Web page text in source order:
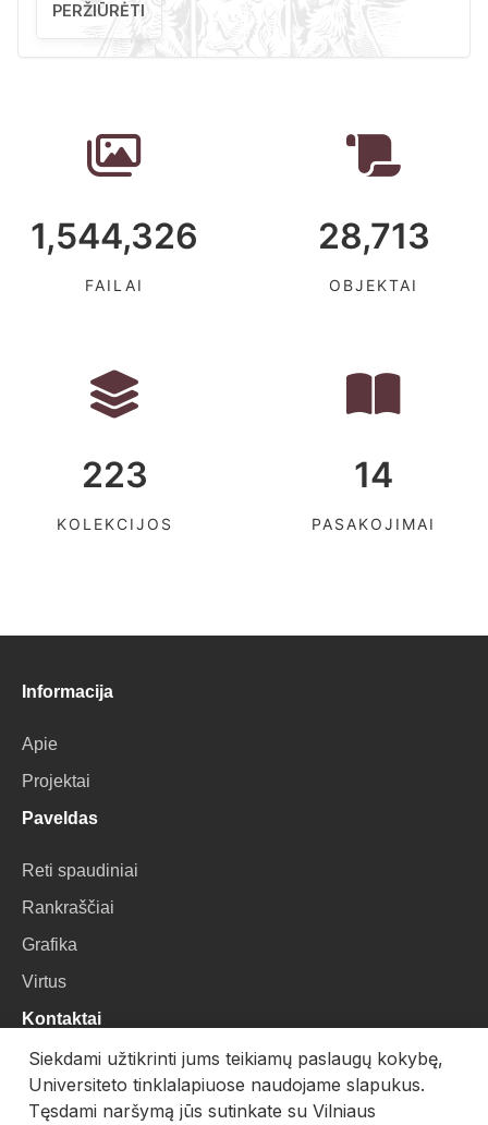
PERŽIŪRĖTI
1,544,326
FAILAI
28,713
OBJEKTAI
223
KOLEKCIJOS
14
PASAKOJIMAI
Informacija
Apie
Projektai
Paveldas
Reti spaudiniai
Rankraščiai
Grafika
Virtus
Kontaktai
VU Biblioteka
Universiteto g. 3, LT-01122, Vilnius
Siekdami užtikrinti jums teikiamų paslaugų kokybę,
Universiteto tinklalapiuose naudojame slapukus.
Tęsdami naršymą jūs sutinkate su Vilniaus